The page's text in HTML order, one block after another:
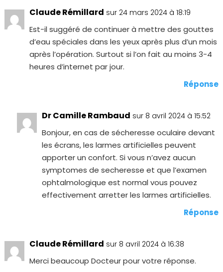
Claude Rémillard sur 24 mars 2024 à 18:19
Est-il suggéré de continuer à mettre des gouttes
d’eau spéciales dans les yeux après plus d’un mois
après l’opération. Surtout si l’on fait au moins 3-4
heures d’internet par jour.
Réponse
Dr Camille Rambaud sur 8 avril 2024 à 15:52
Bonjour, en cas de sécheresse oculaire devant
les écrans, les larmes artificielles peuvent
apporter un confort. Si vous n’avez aucun
symptomes de secheresse et que l’examen
ophtalmologique est normal vous pouvez
effectivement arretter les larmes artificielles.
Réponse
Claude Rémillard sur 8 avril 2024 à 16:38
Merci beaucoup Docteur pour votre réponse.